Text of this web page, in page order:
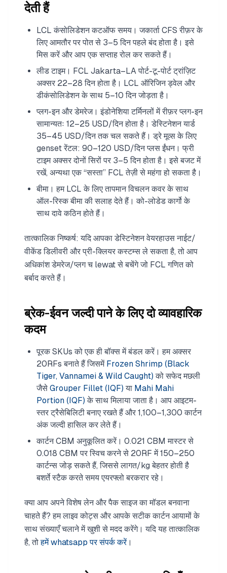
देती हैं
LCL कंसोलिडेशन कटऑफ समय। जकार्ता CFS रीफ़र के
लिए आमतौर पर पोत से 3–5 दिन पहले बंद होता है। इसे
मिस करें और आप एक सप्ताह रोल कर सकते हैं।
लीड टाइम। FCL Jakarta–LA पोर्ट-टू-पोर्ट ट्रांज़िट
अक्सर 22–28 दिन होता है। LCL ऑरिजिन ड्वेल और
डीकंसोलिडेशन के साथ 5–10 दिन जोड़ता है।
प्लग-इन और डेमरेज। इंडोनेशिया टर्मिनलों में रीफ़र प्लग-इन
सामान्यतः 12–25 USD/दिन होता है। डेस्टिनेशन यार्ड
35–45 USD/दिन तक चल सकते हैं। ड्रे मूव्स के लिए
genset रेंटल: 90–120 USD/दिन प्लस ईंधन। फ्री
टाइम अक्सर दोनों सिरों पर 3–5 दिन होता है। इसे बजट में
रखें, अन्यथा एक “सस्ता” FCL तेज़ी से महंगा हो सकता है।
बीमा। हम LCL के लिए तापमान विचलन कवर के साथ
ऑल-रिस्क बीमा की सलाह देते हैं। को-लोडेड कार्गो के
साथ दावे कठिन होते हैं।
तात्कालिक निष्कर्ष: यदि आपका डेस्टिनेशन वेयरहाउस नाईट/
वीकेंड डिलीवरी और प्री-क्लियर कस्टम्स ले सकता है, तो आप
अधिकांश डेमरेज/प्लग च lewat से बचेंगे जो FCL गणित को
बर्बाद करते हैं।
ब्रेक-ईवन जल्दी पाने के लिए दो व्यावहारिक
कदम
पूरक SKUs को एक ही बॉक्स में बंडल करें। हम अक्सर
20RFs बनाते हैं जिसमें Frozen Shrimp (Black
Tiger, Vannamei & Wild Caught) को सफेद मछली
जैसे Grouper Fillet (IQF) या Mahi Mahi
Portion (IQF) के साथ मिलाया जाता है। आप आइटम-
स्तर ट्रैसेबिलिटी बनाए रखते हैं और 1,100–1,300 कार्टन
अंक जल्दी हासिल कर लेते हैं।
कार्टन CBM अनुकूलित करें। 0.021 CBM मास्टर से
0.018 CBM पर स्विच करने से 20RF में 150–250
कार्टन्स जोड़ सकते हैं, जिससे लागत/kg बेहतर होती है
बशर्ते स्टैक करते समय एयरफ्लो बरकरार रहे।
क्या आप अपने विशेष लेन और पैक साइज का मॉडल बनवाना
चाहते हैं? हम लाइव कोट्स और आपके सटीक कार्टन आयामों के
साथ संख्याएँ चलाने में खुशी से मदद करेंगे। यदि यह तात्कालिक
है, तोहमें whatsapp पर संपर्क करें।